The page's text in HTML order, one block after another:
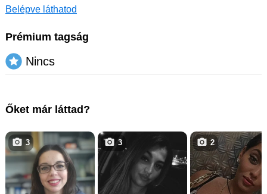
Belépve láthatod
Prémium tagság
Nincs
Őket már láttad?
3 3 2